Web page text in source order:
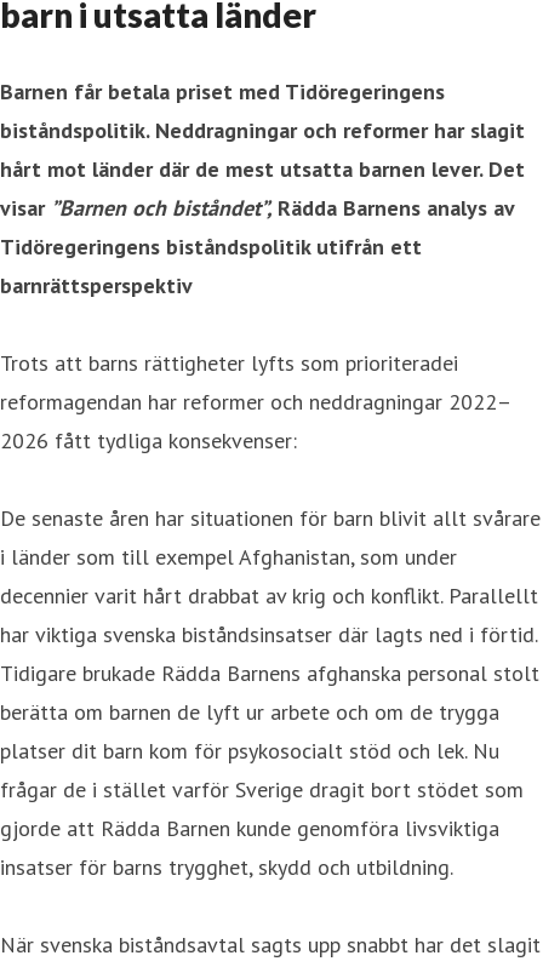
barn i utsatta länder
Barnen får betala priset med Tidöregeringens
biståndspolitik. Neddragningar och reformer har slagit
hårt mot länder där de mest utsatta barnen lever. Det
visar ”Barnen och biståndet”, Rädda Barnens analys av
Tidöregeringens biståndspolitik utifrån ett
barnrättsperspektiv
Trots att barns rättigheter lyfts som prioriteradei
reformagendan har reformer och neddragningar 2022–
2026 fått tydliga konsekvenser:
De senaste åren har situationen för barn blivit allt svårare
i länder som till exempel Afghanistan, som under
decennier varit hårt drabbat av krig och konflikt. Parallellt
har viktiga svenska biståndsinsatser där lagts ned i förtid.
Tidigare brukade Rädda Barnens afghanska personal stolt
berätta om barnen de lyft ur arbete och om de trygga
platser dit barn kom för psykosocialt stöd och lek. Nu
frågar de i stället varför Sverige dragit bort stödet som
gjorde att Rädda Barnen kunde genomföra livsviktiga
insatser för barns trygghet, skydd och utbildning.
När svenska biståndsavtal sagts upp snabbt har det slagit